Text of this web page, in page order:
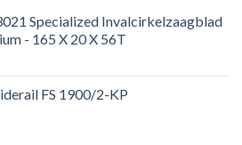
Specialized Invalcirkelzaagblad
- 165 X 20 X 56T
FS 1900/2-KP